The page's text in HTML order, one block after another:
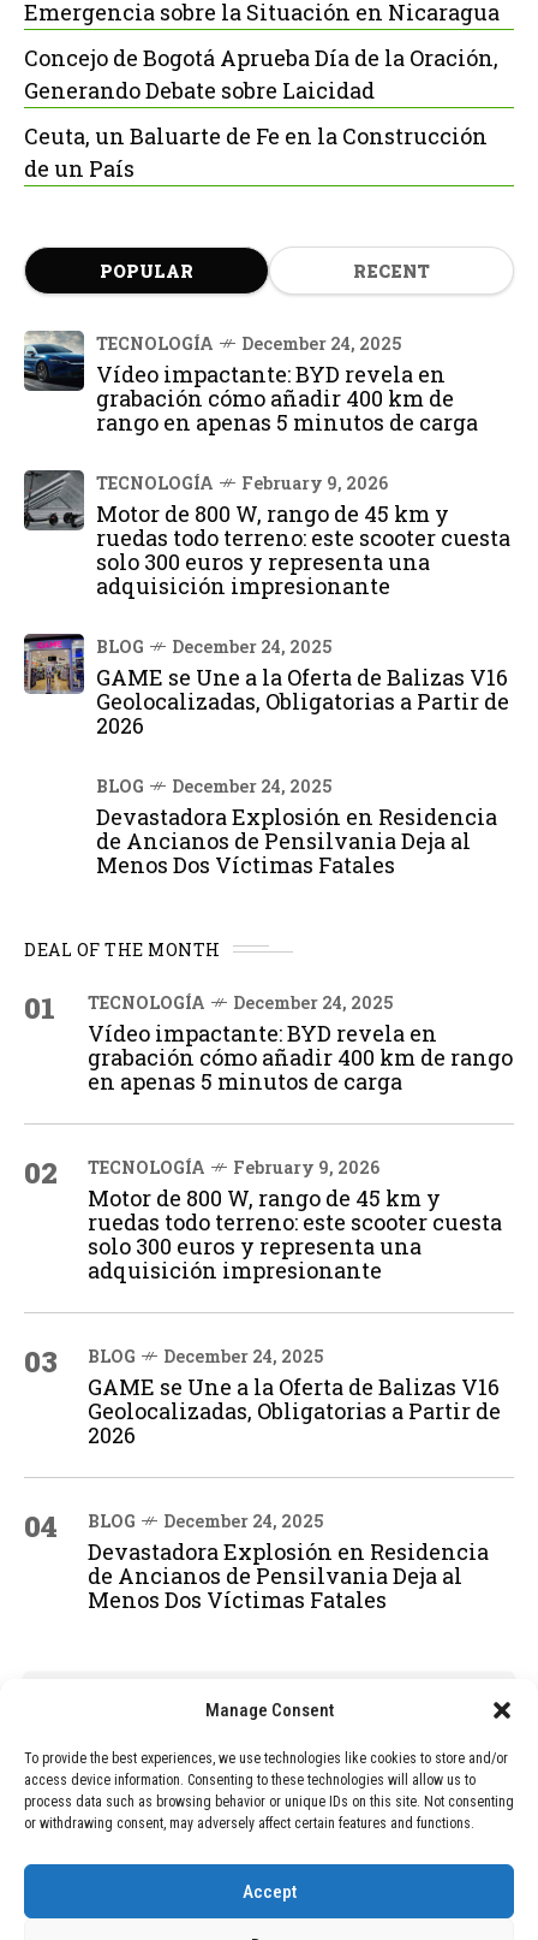
Manage Consent
To provide the best experiences, we use technologies like cookies to store and/or
access device information. Consenting to these technologies will allow us to
process data such as browsing behavior or unique IDs on this site. Not consenting
or withdrawing consent, may adversely affect certain features and functions.
Accept
Emergencia sobre la Situación en Nicaragua
Concejo de Bogotá Aprueba Día de la Oración,
Generando Debate sobre Laicidad
Ceuta, un Baluarte de Fe en la Construcción
de un País
POPULAR RECENT
TECNOLOGÍA December 24, 2025
Vídeo impactante: BYD revela en
grabación cómo añadir 400 km de
rango en apenas 5 minutos de carga
TECNOLOGÍA February 9, 2026
Motor de 800 W, rango de 45 km y
ruedas todo terreno: este scooter cuesta
solo 300 euros y representa una
adquisición impresionante
BLOG December 24, 2025
GAME se Une a la Oferta de Balizas V16
Geolocalizadas, Obligatorias a Partir de
2026
BLOG December 24, 2025
Devastadora Explosión en Residencia
de Ancianos de Pensilvania Deja al
Menos Dos Víctimas Fatales
DEAL OF THE MONTH
01 TECNOLOGÍA December 24, 2025
Vídeo impactante: BYD revela en
grabación cómo añadir 400 km de rango
en apenas 5 minutos de carga
02 TECNOLOGÍA February 9, 2026
Motor de 800 W, rango de 45 km y
ruedas todo terreno: este scooter cuesta
solo 300 euros y representa una
adquisición impresionante
03 BLOG December 24, 2025
GAME se Une a la Oferta de Balizas V16
Geolocalizadas, Obligatorias a Partir de
2026
04 BLOG December 24, 2025
Devastadora Explosión en Residencia
de Ancianos de Pensilvania Deja al
Menos Dos Víctimas Fatales